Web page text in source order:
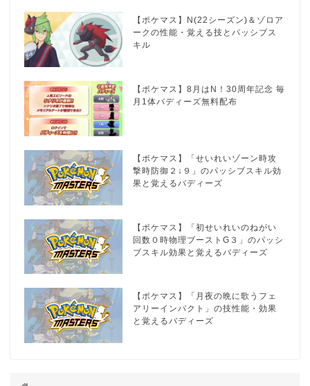
【ポケマス】N(22シーズン)＆ゾロア
ークの性能・覚える技とパッシブス
キル
【ポケマス】8月はN！30周年記念 毎
月1体バディーズ無料配布
【ポケマス】「せいれいゾーン時攻
撃時防御２↓９」のパッシブスキル効
果と覚えるバディーズ
【ポケマス】「初せいれいのねがい
回数０時物理ブーストG３」のパッシ
ブスキル効果と覚えるバディーズ
【ポケマス】「月夜の晩に歌うフェ
アリーインパクト」の技性能・効果
と覚えるバディーズ